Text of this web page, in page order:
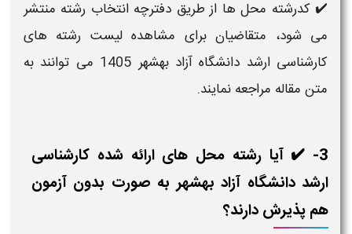
✔️ کدرشته محل ها از طریق دفترچه انتخاب رشته منتشر
می شود، متقاضیان برای مشاهده لیست رشته های
کارشناسی ارشد دانشگاه آزاد بهشهر 1405 می توانند به
متن مقاله مراجعه نمایند.
3- ✔️ آیا رشته محل های ارائه شده کارشناسی
ارشد دانشگاه آزاد بهشهر به صورت بدون آزمون
هم پذیرش دارند؟